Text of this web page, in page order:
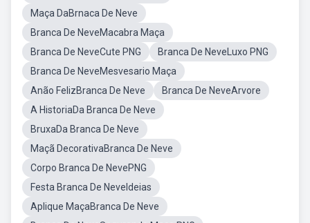
Maça DaBrnaca De Neve
Branca De NeveMacabra Maça
Branca De NeveCute PNG
Branca De NeveLuxo PNG
Branca De NeveMesvesario Maça
Anão FelizBranca De Neve
Branca De NeveArvore
A HistoriaDa Branca De Neve
BruxaDa Branca De Neve
Maçã DecorativaBranca De Neve
Corpo Branca De NevePNG
Festa Branca De NeveIdeias
Aplique MaçaBranca De Neve